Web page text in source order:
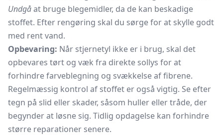
Undgåat bruge blegemidler, da de kan beskadige
stoffet. Efter rengøring skal du sørge for at skylle godt
med rent vand.
Opbevaring: Når stjernetyl ikke er i brug, skal det
opbevares tørt og væk fra direkte sollys for at
forhindre farveblegning og svækkelse af fibrene.
Regelmæssig kontrol af stoffet er også vigtig. Se efter
tegn på slid eller skader, såsom huller eller tråde, der
begynder at løsne sig. Tidlig opdagelse kan forhindre
større reparationer senere.